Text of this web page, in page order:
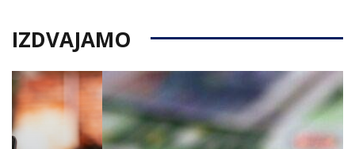
IZDVAJAMO